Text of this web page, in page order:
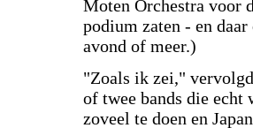
Moten Orchestra voor
podium zaten - en
avond of meer.)
"Zoals ik zei,"
of twee bands die echt
zoveel te doen en